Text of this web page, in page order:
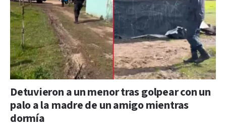
Detuvieron a un menor tras golpear con un
palo a la madre de un amigo mientras
dormía